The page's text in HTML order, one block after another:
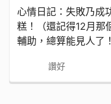
心情日記：失敗乃成
糕！（還記得12月那
輔助，總算能見人了！
讚好